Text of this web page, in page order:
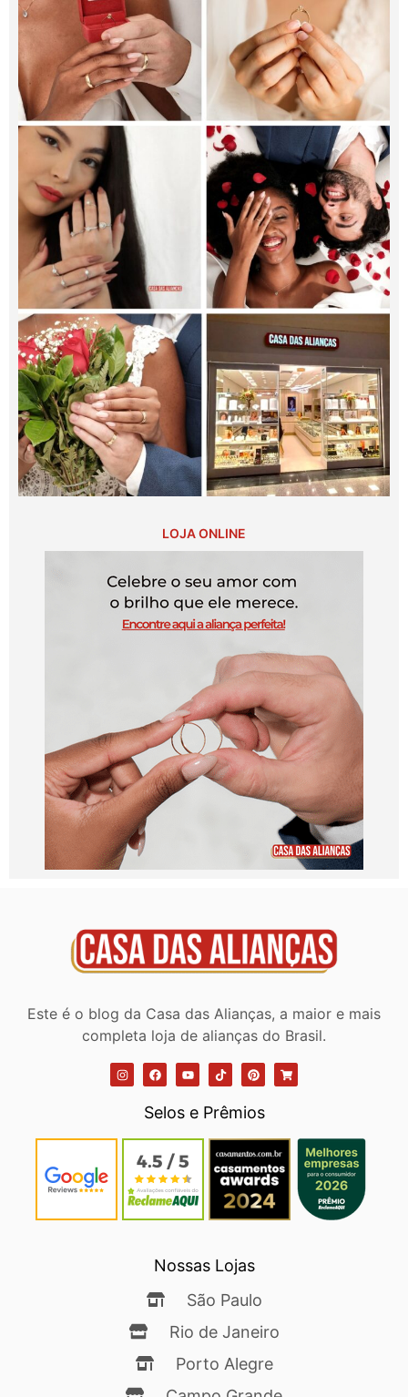
LOJA ONLINE
Este é o blog da Casa das Alianças, a maior e mais
completa loja de alianças do Brasil.
Selos e Prêmios
Nossas Lojas
São Paulo
Rio de Janeiro
Porto Alegre